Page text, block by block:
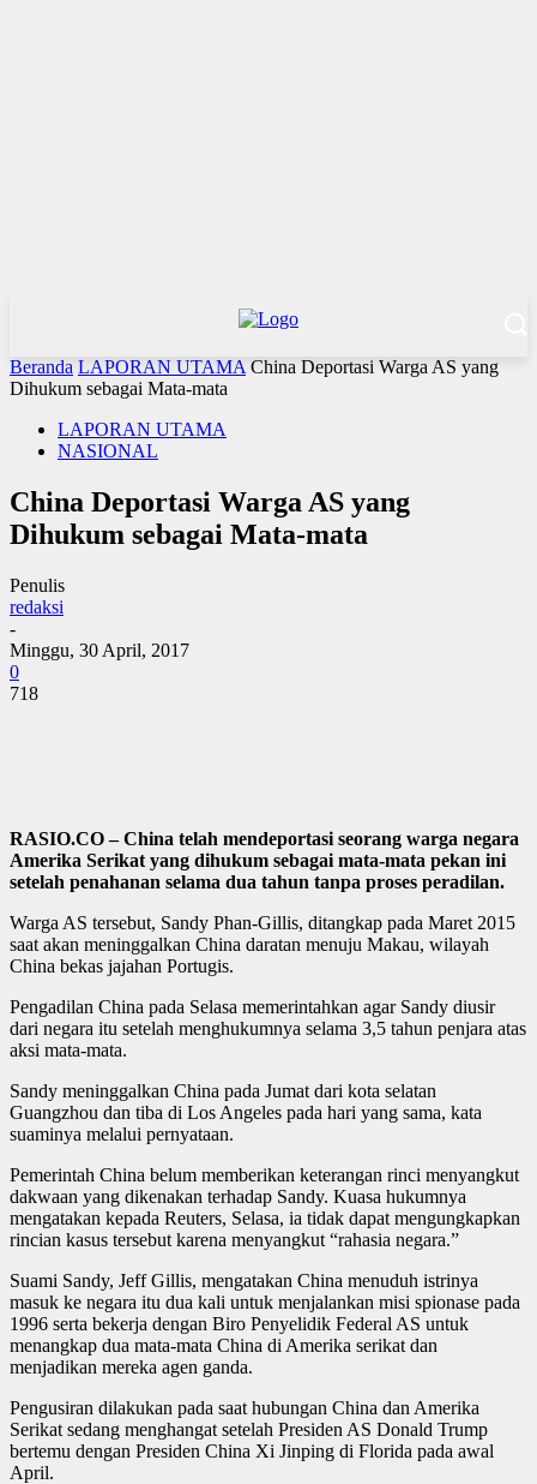
Beranda LAPORAN UTAMA China Deportasi Warga AS yang
Dihukum sebagai Mata-mata
LAPORAN UTAMA
NASIONAL
China Deportasi Warga AS yang
Dihukum sebagai Mata-mata
Penulis
redaksi
-
Minggu, 30 April, 2017
0
718
RASIO.CO – China telah mendeportasi seorang warga negara
Amerika Serikat yang dihukum sebagai mata-mata pekan ini
setelah penahanan selama dua tahun tanpa proses peradilan.
Warga AS tersebut, Sandy Phan-Gillis, ditangkap pada Maret 2015
saat akan meninggalkan China daratan menuju Makau, wilayah
China bekas jajahan Portugis.
Pengadilan China pada Selasa memerintahkan agar Sandy diusir
dari negara itu setelah menghukumnya selama 3,5 tahun penjara atas
aksi mata-mata.
Sandy meninggalkan China pada Jumat dari kota selatan
Guangzhou dan tiba di Los Angeles pada hari yang sama, kata
suaminya melalui pernyataan.
Pemerintah China belum memberikan keterangan rinci menyangkut
dakwaan yang dikenakan terhadap Sandy. Kuasa hukumnya
mengatakan kepada Reuters, Selasa, ia tidak dapat mengungkapkan
rincian kasus tersebut karena menyangkut “rahasia negara.”
Suami Sandy, Jeff Gillis, mengatakan China menuduh istrinya
masuk ke negara itu dua kali untuk menjalankan misi spionase pada
1996 serta bekerja dengan Biro Penyelidik Federal AS untuk
menangkap dua mata-mata China di Amerika serikat dan
menjadikan mereka agen ganda.
Pengusiran dilakukan pada saat hubungan China dan Amerika
Serikat sedang menghangat setelah Presiden AS Donald Trump
bertemu dengan Presiden China Xi Jinping di Florida pada awal
April.